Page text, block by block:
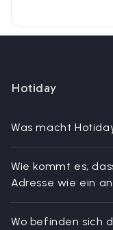
Hotiday
Was macht
Wie kommt es,
Adresse wie ein
Wo befinden sich